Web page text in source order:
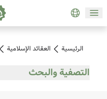
الرئیسیة العقائد الإسلامية
التصفية والبحث